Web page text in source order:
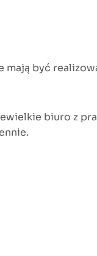
mają być
biuro z